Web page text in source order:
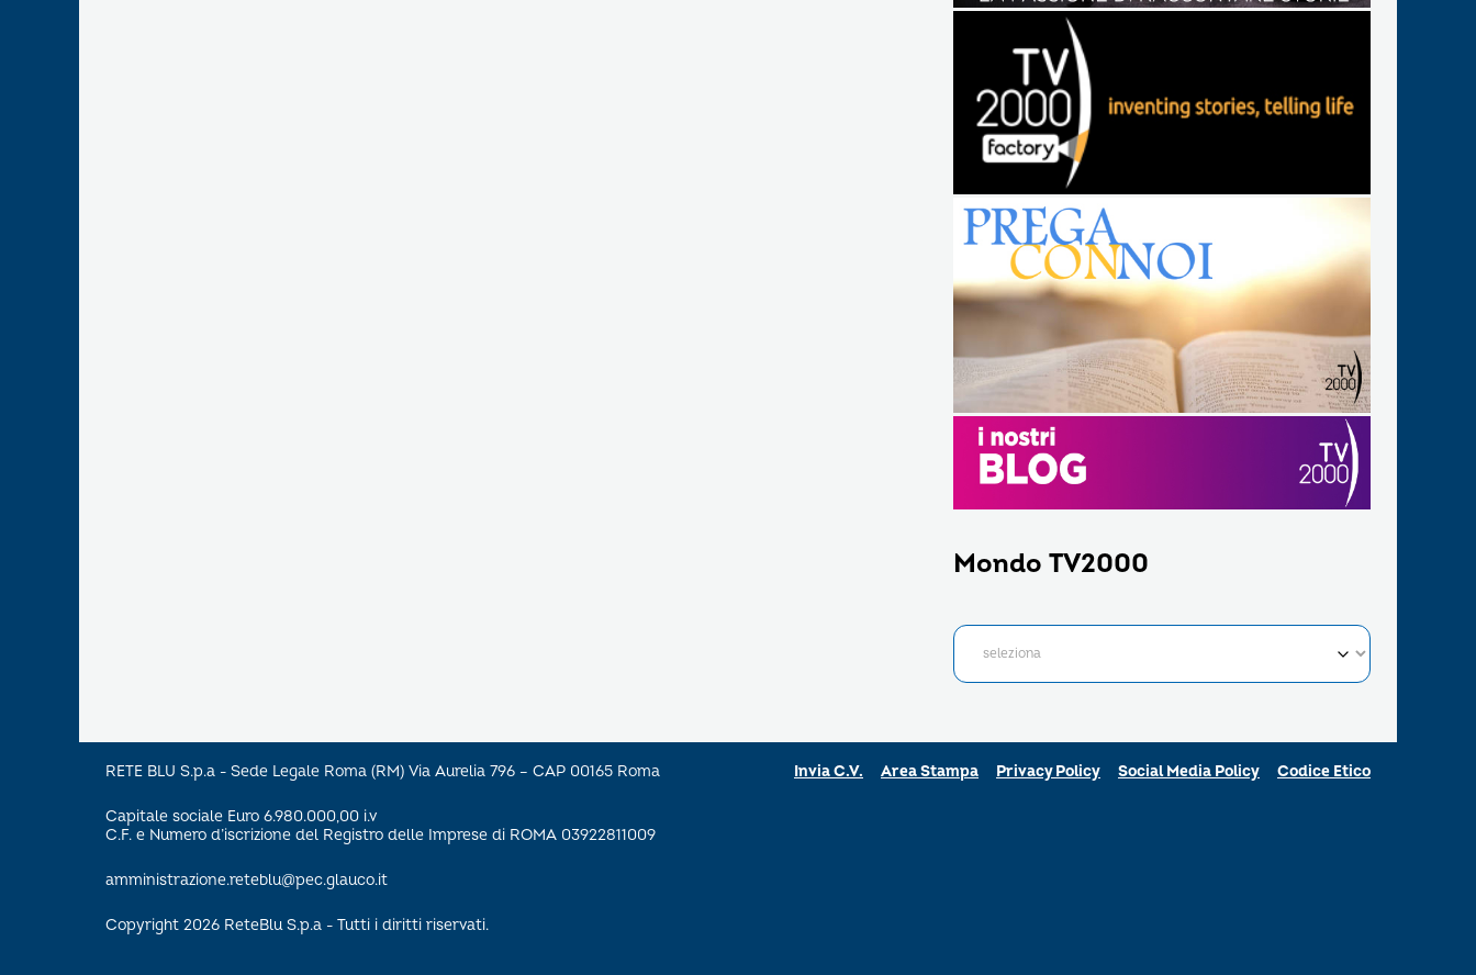
Mondo TV2000
RETE BLU S.p.a - Sede Legale Roma (RM) Via Aurelia 796 – CAP 00165 Roma
Capitale sociale Euro 6.980.000,00 i.v
C.F. e Numero d’iscrizione del Registro delle Imprese di ROMA 03922811009
amministrazione.reteblu@pec.glauco.it
Copyright 2026 ReteBlu S.p.a - Tutti i diritti riservati.
Invia C.V. Area Stampa Privacy Policy Social Media Policy Codice Etico